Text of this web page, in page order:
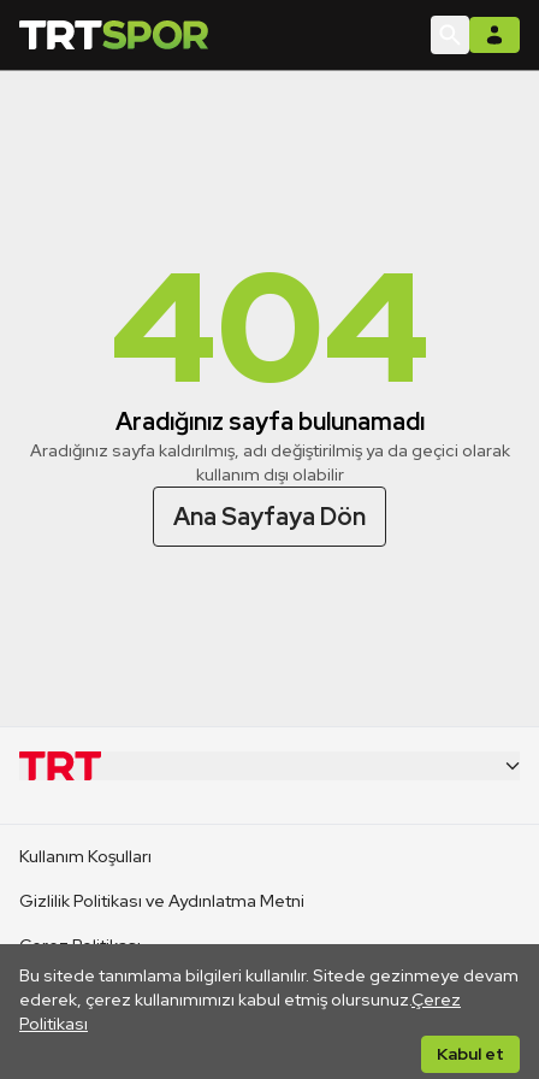
404
Aradığınız sayfa bulunamadı
Aradığınız sayfa kaldırılmış, adı değiştirilmiş ya da geçici olarak
kullanım dışı olabilir
Ana Sayfaya Dön
Bu sitede tanımlama bilgileri kullanılır. Sitede gezinmeye devam
ederek, çerez kullanımımızı kabul etmiş olursunuz.Çerez
Politikası
Kabul et
CANLI YAYINLAR
Kullanım Koşulları
Gizlilik Politikası ve Aydınlatma Metni
Çerez Politikası
İletişim
Her hakkı saklıdır. ©2026 TRT. Bağlantı yoluyla gidilen dış